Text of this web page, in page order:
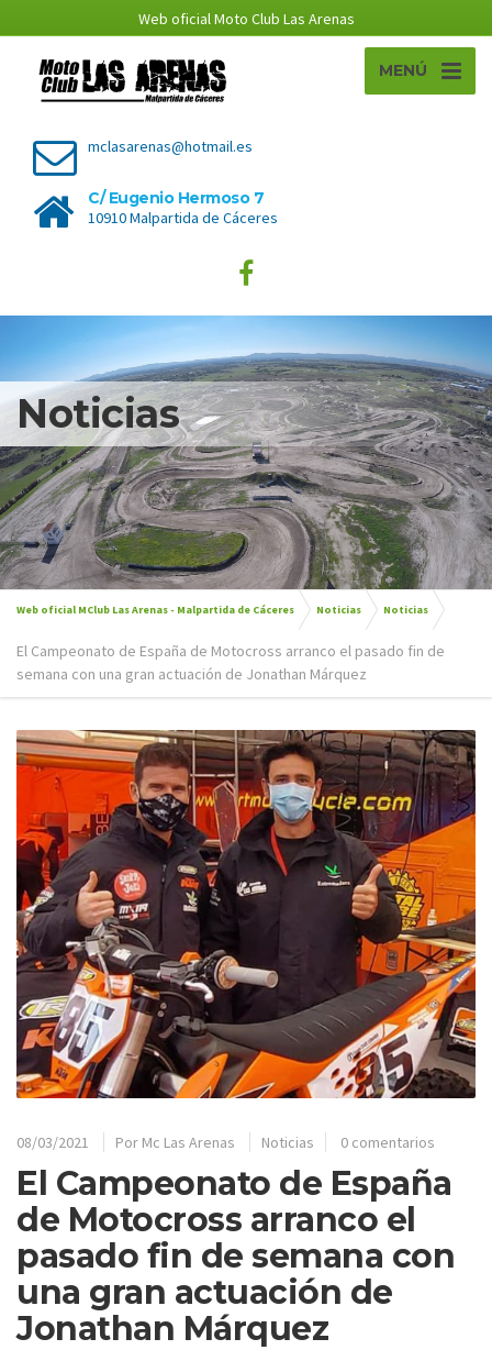
Web oficial Moto Club Las Arenas
MENÚ
mclasarenas@hotmail.es
C/ Eugenio Hermoso 7
10910 Malpartida de Cáceres
Noticias
Web oficial MClub Las Arenas - Malpartida de Cáceres Noticias Noticias
El Campeonato de España de Motocross arranco el pasado fin de
semana con una gran actuación de Jonathan Márquez
08/03/2021 Por Mc Las Arenas Noticias 0 comentarios
El Campeonato de España
de Motocross arranco el
pasado fin de semana con
una gran actuación de
Jonathan Márquez